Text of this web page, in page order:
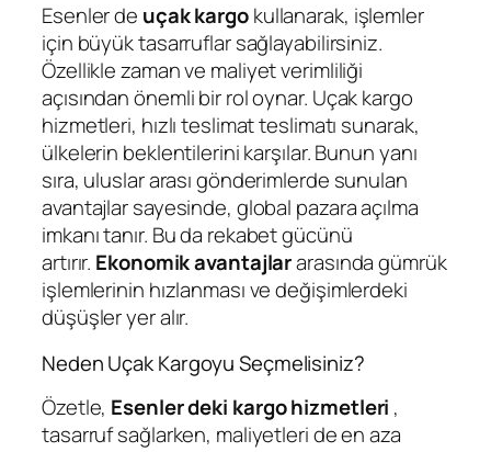
Esenler de uçak kargokullanarak, işlemler
için büyük tasarruflar sağlayabilirsiniz.
Özellikle zaman ve maliyet verimliliği
açısından önemli bir rol oynar. Uçak kargo
hizmetleri, hızlı teslimat teslimatı sunarak,
ülkelerin beklentilerini karşılar. Bunun yanı
sıra, uluslar arası gönderimlerde sunulan
avantajlar sayesinde, global pazara açılma
imkanı tanır. Bu da rekabet gücünü
artırır. Ekonomik avantajlararasında gümrük
işlemlerinin hızlanması ve değişimlerdeki
düşüşler yer alır.
Neden Uçak Kargoyu Seçmelisiniz?
Özetle, Esenler deki kargo hizmetleri ,
tasarruf sağlarken, maliyetleri de en aza